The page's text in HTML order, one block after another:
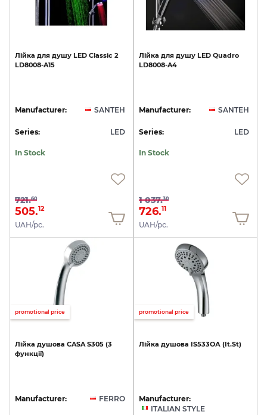
Лійка для душу LED Classic 2
LD8008-A15
Manufacturer: SANTEH
Series: LED
In Stock
721.60
505.12
UAH/pc.
Лійка для душу LED Quadro
LD8008-A4
Manufacturer: SANTEH
Series: LED
In Stock
1 037.30
726.11
UAH/pc.
promotional price
Лійка душова CASA S305 (3
функції)
Manufacturer: FERRO
promotional price
Лійка душова IS533ОА (It.St)
Manufacturer:
ITALIAN STYLE